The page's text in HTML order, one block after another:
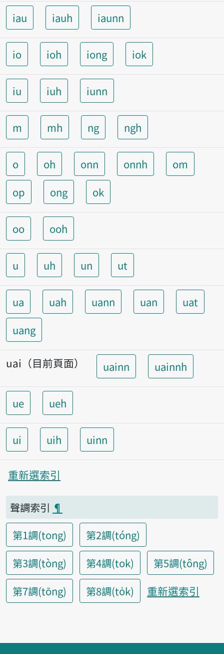
iau iauh iaunn
io ioh iong iok
iu iuh iunn
m mh ng ngh
o oh onn onnh
om
op
ong ok
oo ooh
u uh un ut
ua uah uann uan
uat
uang
uai（目前頁面） uainn uainnh
ue ueh
ui uih uinn
重新選索引
聲調索引 ¶
第1調(tong)
第2調(tóng)
第3調(tòng)
第4調(tok)
第5調(tông)
第7調(tōng)
第8調(to̍k) 重新選索引